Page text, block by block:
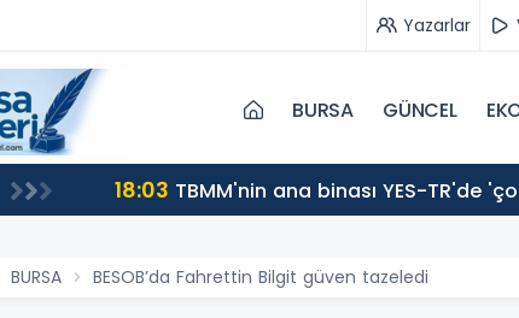
Yazarlar
BURSA GÜNCEL
18:03 TBMM'nin ana binası YES-TR'de
BURSA BESOB’da Fahrettin Bilgit güven tazeledi